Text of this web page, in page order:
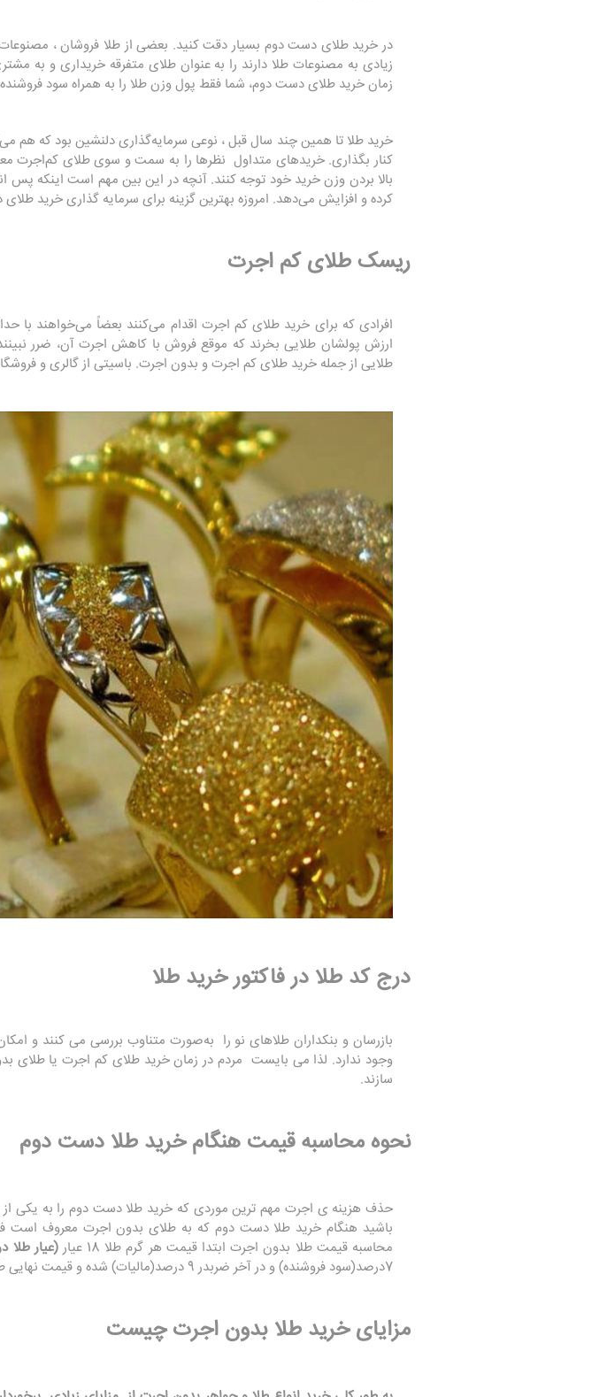
زیادی به مصنوعات طلا دارند را به عنوان طلای متفرقه خریداری و
زمان خرید طلای دست دوم، شما فقط پول وزن طلا را به همراه سود
خرید طلا تا همین چند سال قبل ، نوعی سرمایه‌گذاری دلنشین بود که هم
کنار بگذاری. خریدهای متداول نظرها را به سمت و سوی طلای کم‌اجرت
بالا بردن وزن خرید خود توجه کنند. آنچه در این بین مهم است اینکه پس
کرده و افزایش می‌دهد. امروزه بهترین گزینه برای سرمایه گذاری خرید
ریسک طلای کم اجرت
افرادی که برای خرید طلای کم اجرت اقدام می‌کنند بعضاً می‌خواهند
ارزش پولشان طلایی بخرند که موقع فروش با کاهش اجرت آن، ضرر
طلایی از جمله خرید طلای کم اجرت و بدون اجرت. باسیتی از گالری و
درج کد طلا در فاکتور خرید طلا
بازرسان و بنکداران طلاهای نو را به‌صورت متناوب بررسی می کنند و
وجود ندارد. لذا می بایست مردم در زمان خرید طلای کم اجرت یا طلای
سازند.
نحوه محاسبه قیمت هنگام خرید طلا دست دوم
حذف هزینه ی اجرت مهم ترین موردی که خرید طلا دست دوم را به یکی
باشید هنگام خرید طلا دست دوم که به طلای بدون اجرت معروف است
محاسبه قیمت طلا بدون اجرت ابتدا قیمت هر گرم طلا 18 عیار
(عیار
7درصد(سود فروشنده) و در آخر ضربدر 9 درصد(مالیات) شده و قیمت نهایی طلا به دست می آید
مزایای خرید طلا بدون اجرت چیست